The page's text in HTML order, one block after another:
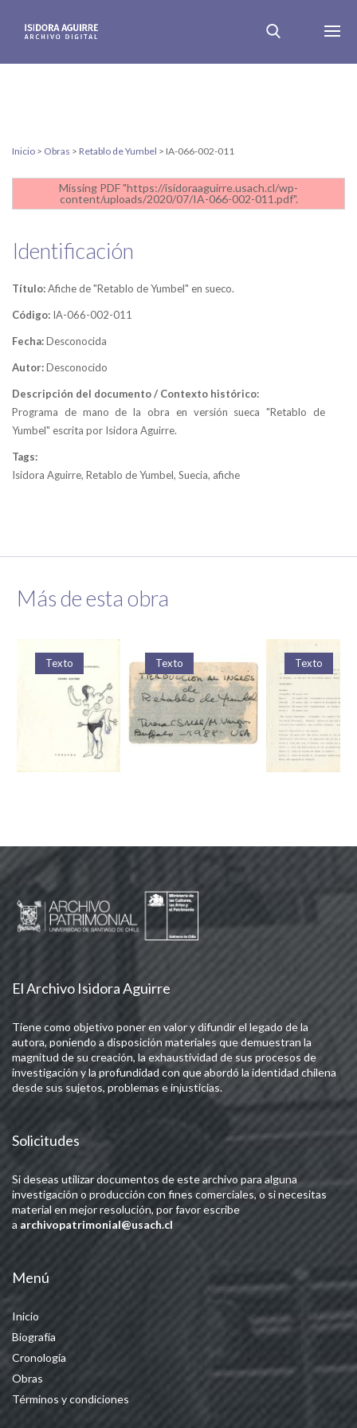
Inicio > Obras > Retablo de Yumbel > IA-066-002-011
Missing PDF "https://isidoraaguirre.usach.cl/wp-
content/uploads/2020/07/IA-066-002-011.pdf".
Identificación
Título:Afiche de "Retablo de Yumbel" en sueco.
Código: IA-066-002-011
Fecha:Desconocida
Autor:Desconocido
Descripción del documento / Contexto histórico:
Programa de mano de la obra en versión sueca "Retablo de
Yumbel" escrita por Isidora Aguirre.
Tags:
Isidora Aguirre, Retablo de Yumbel, Suecia, afiche
Más de esta obra
Texto Texto Texto
El Archivo Isidora Aguirre
Tiene como objetivo poner en valor y difundir el legado de la
autora, poniendo a disposición materiales que demuestran la
magnitud de su creación, la exhaustividad de sus procesos de
investigación y la profundidad con que abordó la identidad chilena
desde sus sujetos, problemas e injusticias.
Solicitudes
Si deseas utilizar documentos de este archivo para alguna
investigación o producción con fines comerciales, o si necesitas
material en mejor resolución, por favor escribe
a archivopatrimonial@usach.cl
Menú
Inicio
Biografía
Cronología
Obras
Términos y condiciones